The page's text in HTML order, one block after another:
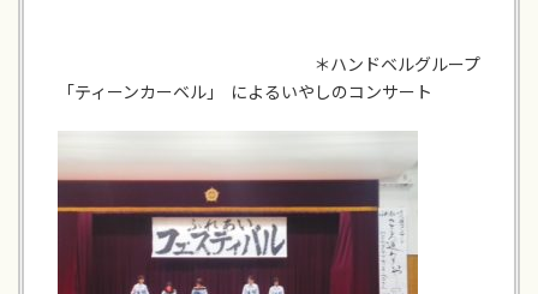
＊ハンドベルグループ
「ティーンカーベル」 によるいやしのコンサート